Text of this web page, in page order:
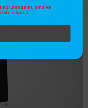
korunmasını, sms ve
kabul ediyorum.